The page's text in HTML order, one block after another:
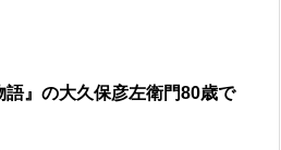
』の大久保彦左衛門80歳で